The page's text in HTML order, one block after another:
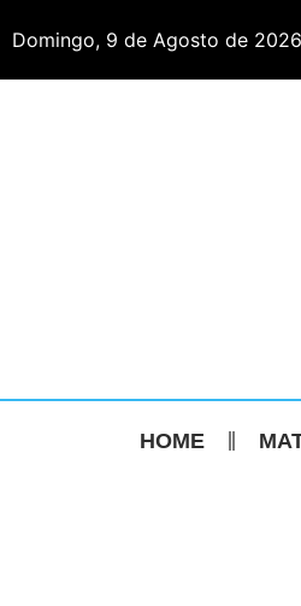
Domingo, 9 de Agosto de 2026
HOME